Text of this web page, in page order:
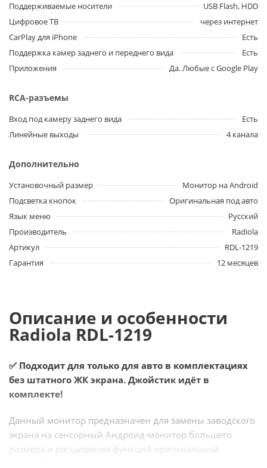
Поддерживаемые носители
USB Flash, HDD
Цифровое ТВ
через интернет
CarPlay для iPhone
Есть
Поддержка камер заднего и переднего вида
Есть
Приложения
Да. Любые с Google Play
RCA-разъемы
Вход под камеру заднего вида
Есть
Линейные выходы
4 канала
Дополнительно
Установочный размер
Монитор на Android
Подсветка кнопок
Оригинальная под авто
Язык меню
Русский
Производитель
Radiola
Артикул
RDL-1219
Гарантия
12 месяцев
Описание и особенности
Radiola RDL-1219
✅ Подходит для только для авто в комплектациях
без штатного ЖК экрана. Джойстик идёт в
комплекте!
Данный монитор предназначен для замены заводского
экрана на сенсорный Андроид-монитор большего
размера и расширения функций оригинальной